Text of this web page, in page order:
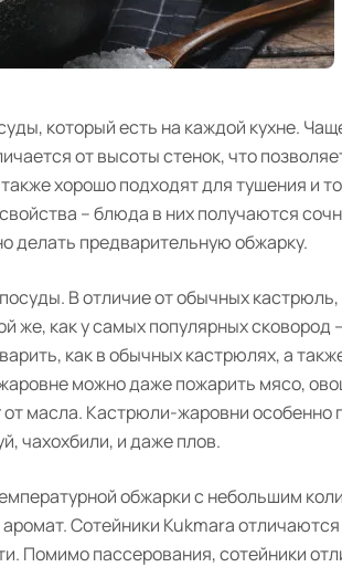
который есть на каждой кухне.
от высоты стенок, что
хорошо подходят для тушения и
– блюда в них получаются
делать предварительную обжарку.
В отличие от обычных
же, как у самых популярных сковород
как в обычных кастрюлях, а
можно даже пожарить мясо,
масла. Кастрюли-жаровни особенно
чахохбили, и даже плов.
обжарки с небольшим
Сотейники Kukmara
Помимо пассерования, сотейники